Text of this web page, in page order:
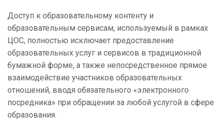
Доступ к образовательному контенту и
образовательным сервисам, используемый в рамках
ЦОС, полностью исключает предоставление
образовательных услуг и сервисов в традиционной
бумажной форме, а также непосредственное прямое
взаимодействие участников образовательных
отношений, вводя обязательного «электронного
посредника» при обращении за любой услугой в сфере
образования.